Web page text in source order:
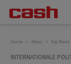
Home News Top News
INTERNATIONALE